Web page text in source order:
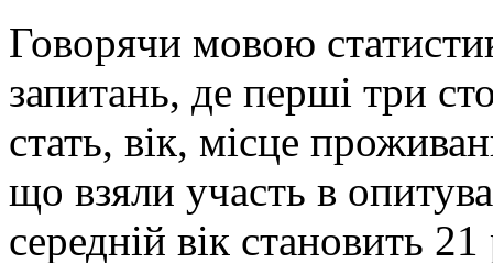
Говорячи мовою
запитань, де перші три
стать, вік, місце
що взяли участь в
середній вік становить